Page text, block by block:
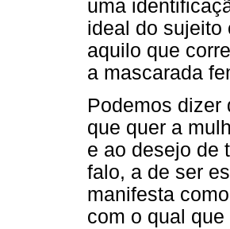
uma
ideal do sujeito
aquilo que
a mascarada
Podemos dizer
que quer a
e ao desejo de
falo, a de ser
manifesta
com o qual